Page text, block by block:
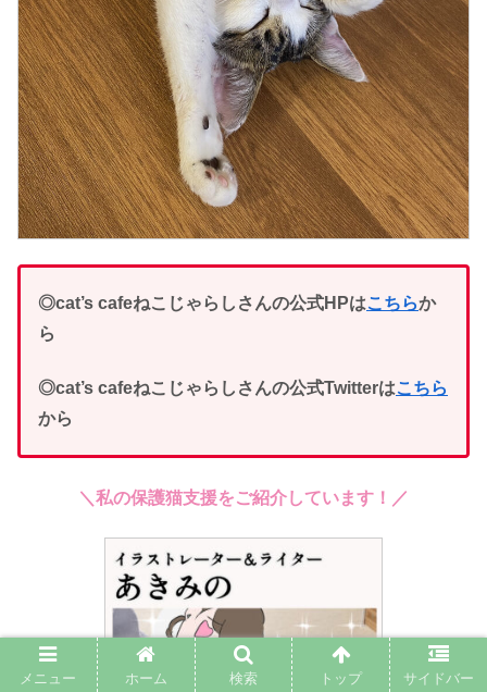
◎cat’s cafeねこじゃらしさんの公式HPはこちらか
ら
◎cat’s cafeねこじゃらしさんの公式Twitterはこちら
から
＼私の保護猫支援をご紹介しています！／
メニュー ホーム 検索 トップ サイドバー